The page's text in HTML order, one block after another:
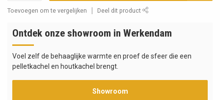
Toevoegen om te vergelijken Deel dit product
Ontdek onze showroom in Werkendam
Voel zelf de behaaglijke warmte en proef de sfeer die een
pelletkachel en houtkachel brengt.
Showroom